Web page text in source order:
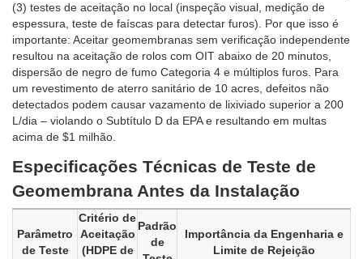
(3) testes de aceitação no local (inspeção visual, medição de
espessura, teste de faíscas para detectar furos). Por que isso é
importante: Aceitar geomembranas sem verificação independente
resultou na aceitação de rolos com OIT abaixo de 20 minutos,
dispersão de negro de fumo Categoria 4 e múltiplos furos. Para
um revestimento de aterro sanitário de 10 acres, defeitos não
detectados podem causar vazamento de lixiviado superior a 200
L/dia – violando o Subtítulo D da EPA e resultando em multas
acima de $1 milhão.
Especificações Técnicas de Teste de
Geomembrana Antes da Instalação
Parâmetro
de Teste
Critério de
Aceitação
(HDPE de
Padrão
de
Importância da Engenharia e
Limite de Rejeição